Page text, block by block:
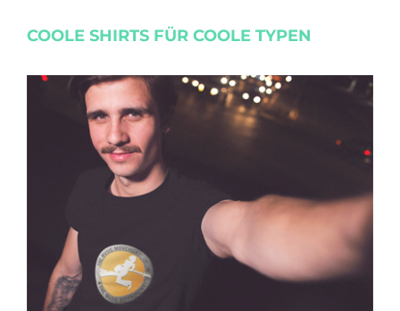
COOLE SHIRTS FÜR COOLE TYPEN